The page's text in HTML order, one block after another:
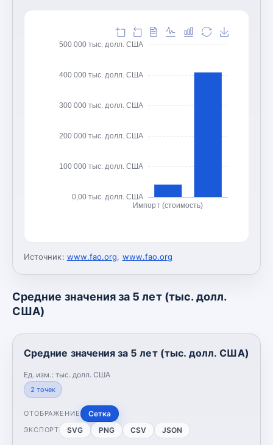
0,00 тыс. долл. США
100 000 тыс. долл. США
200 000 тыс. долл. США
300 000 тыс. долл. США
400 000 тыс. долл. США
500 000 тыс. долл. США
Импорт (стоимость)
Источник: www.fao.org, www.fao.org
Средние значения за 5 лет (тыс. долл.
США)
Средние значения за 5 лет (тыс. долл. США)
Ед. изм.: тыс. долл. США
2 точек
ОТОБРАЖЕНИЕ Сетка
ЭКСПОРТ SVG PNG CSV JSON